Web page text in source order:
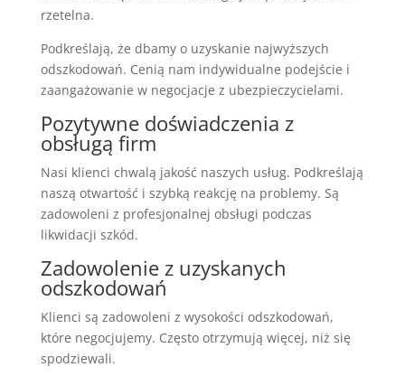
rzetelna.
Podkreślają, że dbamy o uzyskanie najwyższych
odszkodowań. Cenią nam indywidualne podejście i
zaangażowanie w negocjacje z ubezpieczycielami.
Pozytywne doświadczenia z
obsługą firm
Nasi klienci chwalą jakość naszych usług. Podkreślają
naszą otwartość i szybką reakcję na problemy. Są
zadowoleni z profesjonalnej obsługi podczas
likwidacji szkód.
Zadowolenie z uzyskanych
odszkodowań
Klienci są zadowoleni z wysokości odszkodowań,
które negocjujemy. Często otrzymują więcej, niż się
spodziewali.